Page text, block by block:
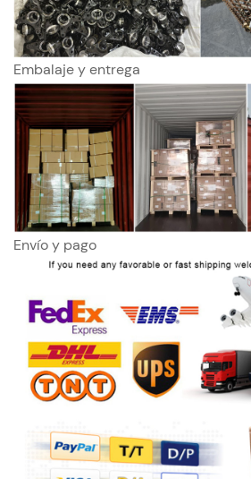
Embalaje y entrega
Envío y pago